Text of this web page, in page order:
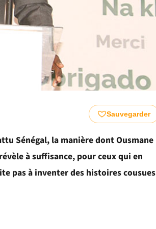
Sauvegarder
Sénégal, la manière dont Ousmane
à suffisance, pour ceux qui en
pas à inventer des histoires cousues